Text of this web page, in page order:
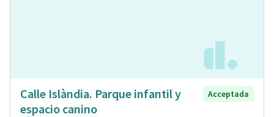
Calle Islàndia. Parque infantil y
espacio canino
Acceptada